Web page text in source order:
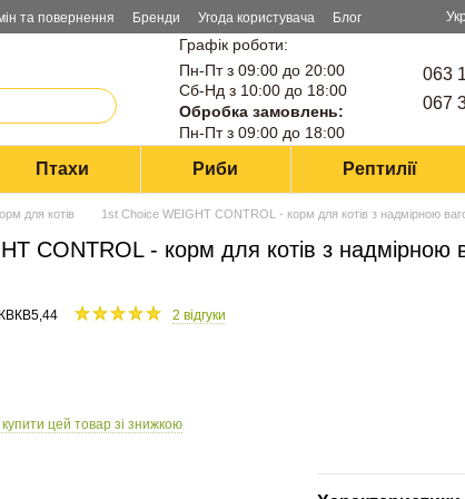
та повернення Бренди Угода користувача Блог Укр
Графік роботи:
Пн-Пт з 09:00 до 20:00
Сб-Нд з 10:00 до 18:00
Обробка замовлень:
Пн-Пт з 09:00 до 18:00
063
067
Птахи Риби Рептилії
для котів 1st Choice WEIGHT CONTROL - корм для котів з надмірною
CONTROL - корм для котів з надмірною
2 відгуки
цей товар зі знижкою